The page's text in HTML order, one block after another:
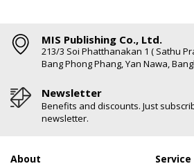
MIS Publishing Co., Ltd.
213/3 Soi Phatthanakan 1 ( Sathu
Bang Phong Phang, Yan Nawa,
Newsletter
Benefits and discounts. Just
newsletter.
About Service